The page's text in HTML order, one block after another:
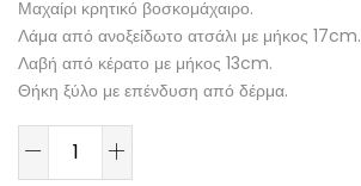
Μαχαίρι κρητικό βοσκομάχαιρο.
Λάμα από ανοξείδωτο ατσάλι με μήκος 17cm.
Λαβή από κέρατο με μήκος 13cm.
Θήκη ξύλο με επένδυση από δέρμα.